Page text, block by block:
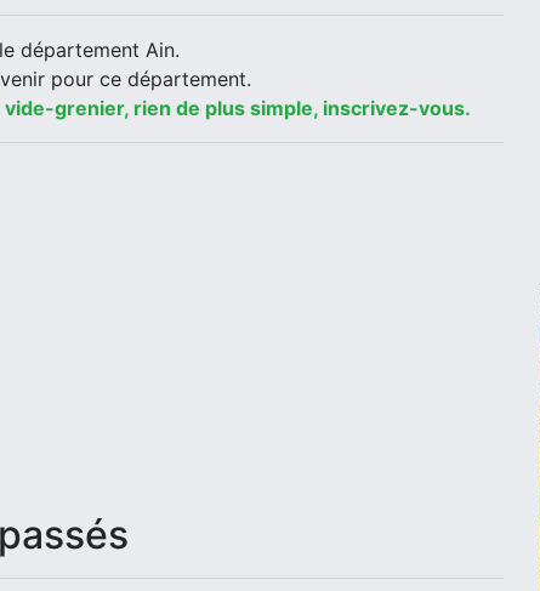
département Ain.
pour ce département.
grenier, rien de plus simple, inscrivez-vous.